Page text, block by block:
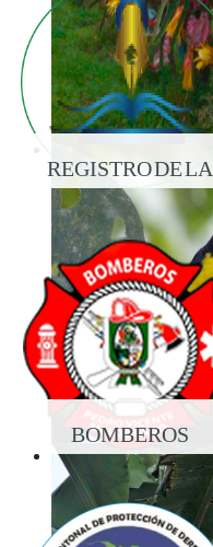
REGISTRO DE LA
PROPIEDAD
BOMBEROS